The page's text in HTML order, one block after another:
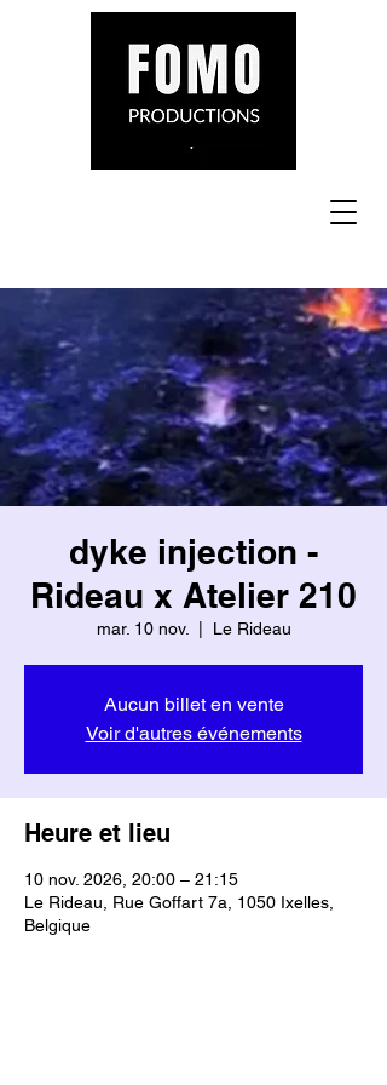
dyke injection -
Rideau x Atelier 210
mar. 10 nov. Le Rideau
Aucun billet en vente
Voir d'autres événements
Heure et lieu
10 nov. 2026, 20:00 – 21:15
Le Rideau, Rue Goffart 7a, 1050 Ixelles,
Belgique